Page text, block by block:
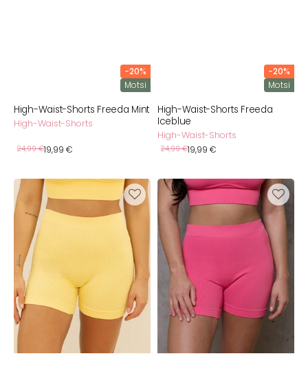
-20%
Motsi
High-Waist-Shorts Freeda Mint
High-Waist-Shorts
Normaler
24,99 €
Verkaufspreis
19,99 €
-20%
Motsi
High-Waist-Shorts Freeda
Iceblue
High-Waist-Shorts
Normaler
24,99 €
Verkaufspreis
19,99 €
High-
Waist-
Shorts
Freeda
Butter
High-
Waist-
Shorts
Freeda
Flamingo